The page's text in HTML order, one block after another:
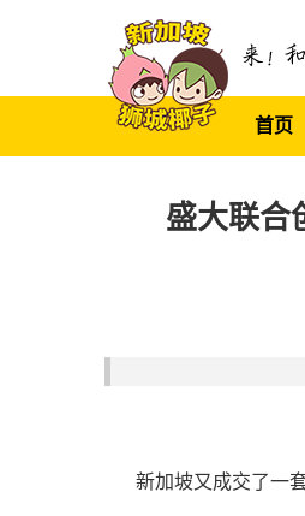
首页
盛大联合
新加坡又成交了一